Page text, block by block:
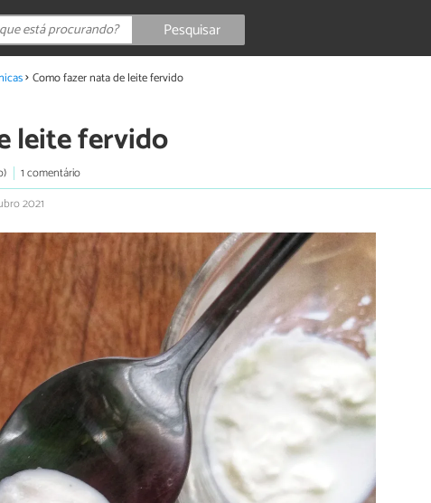
Pesquisar
Como fazer nata de leite fervido
leite fervido
1 comentário
2021